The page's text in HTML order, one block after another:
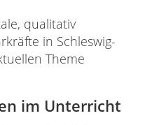
qualitativ
in Schleswig-
Theme
im Unterricht